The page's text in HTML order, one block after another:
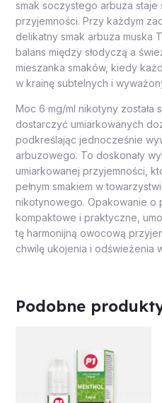
smak soczystego arbuza staje
przyjemności. Przy każdym
delikatny smak arbuza muska
balans między słodyczą a
mieszanka smaków, kiedy
w krainę subtelnych i
Moc 6 mg/ml nikotyny została
dostarczyć umiarkowanych
podkreślając jednocześnie
arbuzowego. To doskonały
umiarkowanej przyjemności,
pełnym smakiem w
nikotynowego. Opakowanie o
kompaktowe i praktyczne,
tę harmonijną owocową
chwilę ukojenia i odświeżenia
Podobne